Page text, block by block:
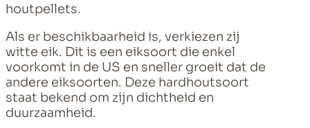
houtpellets.
Als er beschikbaarheid is, verkiezen zij
witte eik. Dit is een eiksoort die enkel
voorkomt in de US en sneller groeit dat de
andere eiksoorten. Deze hardhoutsoort
staat bekend om zijn dichtheid en
duurzaamheid.